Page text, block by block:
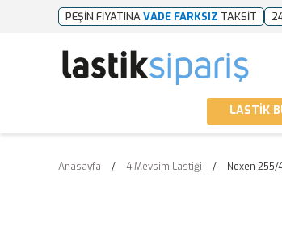
PEŞİN FİYATINAVADE FARKSIZ TAKSİT
LASTİK
Anasayfa 4 Mevsim Lastiği Nexen 255/